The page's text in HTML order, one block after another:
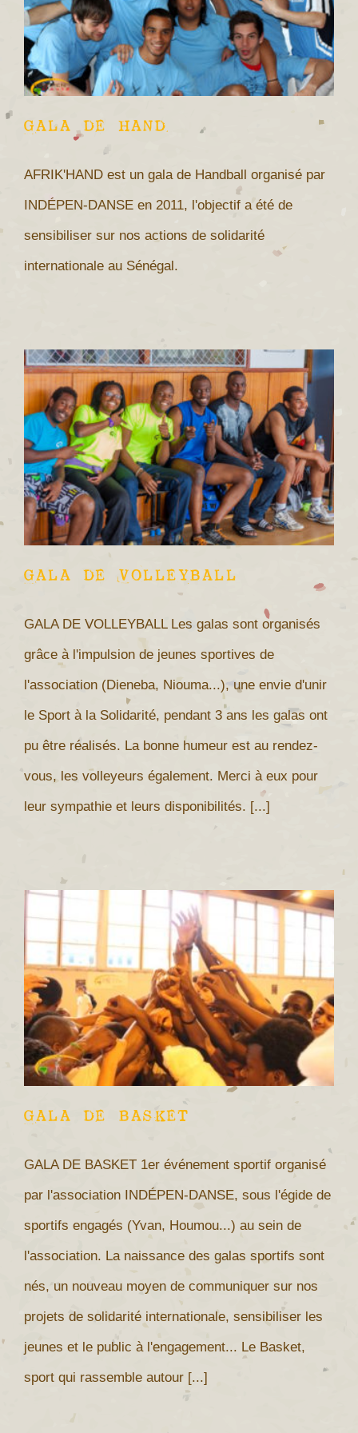
GALA DE HAND
AFRIK'HAND est un gala de Handball organisé par
INDÉPEN-DANSE en 2011, l'objectif a été de
sensibiliser sur nos actions de solidarité
internationale au Sénégal.
GALA DE VOLLEYBALL
GALA DE VOLLEYBALL Les galas sont organisés
grâce à l'impulsion de jeunes sportives de
l'association (Dieneba, Niouma...), une envie d'unir
le Sport à la Solidarité, pendant 3 ans les galas ont
pu être réalisés. La bonne humeur est au rendez-
vous, les volleyeurs également. Merci à eux pour
leur sympathie et leurs disponibilités. [...]
GALA DE BASKET
GALA DE BASKET 1er événement sportif organisé
par l'association INDÉPEN-DANSE, sous l'égide de
sportifs engagés (Yvan, Houmou...) au sein de
l'association. La naissance des galas sportifs sont
nés, un nouveau moyen de communiquer sur nos
projets de solidarité internationale, sensibiliser les
jeunes et le public à l'engagement... Le Basket,
sport qui rassemble autour [...]